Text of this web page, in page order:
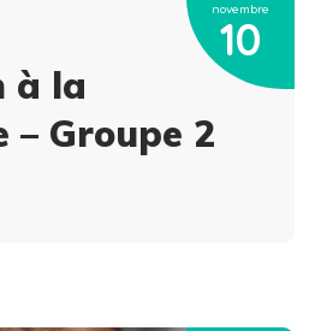
novembre
10
à la
– Groupe 2